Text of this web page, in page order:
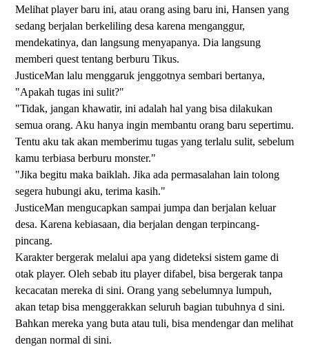
Melihat player baru ini, atau orang asing baru ini, Hansen yang
sedang berjalan berkeliling desa karena menganggur,
mendekatinya, dan langsung menyapanya. Dia langsung
memberi quest tentang berburu Tikus.
JusticeMan lalu menggaruk jenggotnya sembari bertanya,
"Apakah tugas ini sulit?"
"Tidak, jangan khawatir, ini adalah hal yang bisa dilakukan
semua orang. Aku hanya ingin membantu orang baru sepertimu.
Tentu aku tak akan memberimu tugas yang terlalu sulit, sebelum
kamu terbiasa berburu monster."
"Jika begitu maka baiklah. Jika ada permasalahan lain tolong
segera hubungi aku, terima kasih."
JusticeMan mengucapkan sampai jumpa dan berjalan keluar
desa. Karena kebiasaan, dia berjalan dengan terpincang-
pincang.
Karakter bergerak melalui apa yang dideteksi sistem game di
otak player. Oleh sebab itu player difabel, bisa bergerak tanpa
kecacatan mereka di sini. Orang yang sebelumnya lumpuh,
akan tetap bisa menggerakkan seluruh bagian tubuhnya d sini.
Bahkan mereka yang buta atau tuli, bisa mendengar dan melihat
dengan normal di sini.